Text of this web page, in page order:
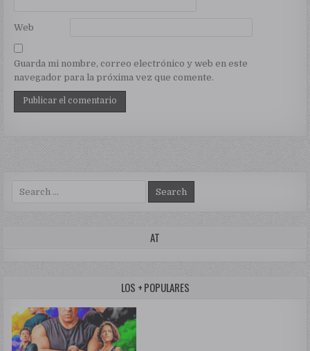
Web
Guarda mi nombre, correo electrónico y web en este
navegador para la próxima vez que comente.
Search for:
AT
LOS + POPULARES